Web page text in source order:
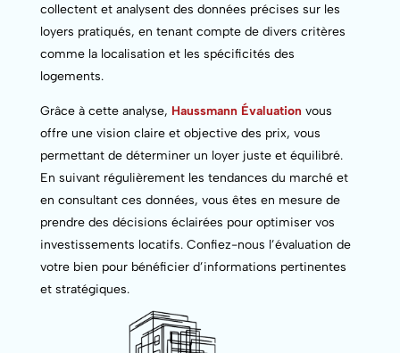
collectent et analysent des données précises sur les
loyers pratiqués, en tenant compte de divers critères
comme la localisation et les spécificités des
logements.
Grâce à cette analyse, Haussmann Évaluation vous
offre une vision claire et objective des prix, vous
permettant de déterminer un loyer juste et équilibré.
En suivant régulièrement les tendances du marché et
en consultant ces données, vous êtes en mesure de
prendre des décisions éclairées pour optimiser vos
investissements locatifs. Confiez-nous l’évaluation de
votre bien pour bénéficier d’informations pertinentes
et stratégiques.